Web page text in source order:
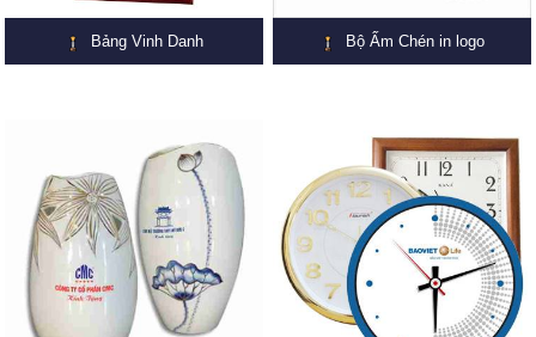
Bảng Vinh Danh Bộ Ấm Chén in logo